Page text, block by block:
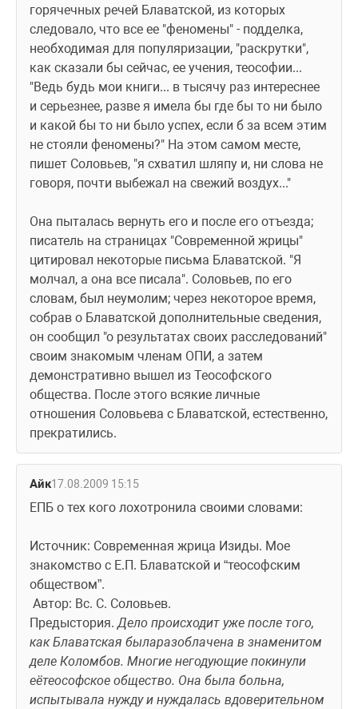
горячечных речей Блаватской, из которых
следовало, что все ее "феномены" - подделка,
необходимая для популяризации, "раскрутки",
как сказали бы сейчас, ее учения, теософии...
"Ведь будь мои книги... в тысячу раз интереснее
и серьезнее, разве я имела бы где бы то ни было
и какой бы то ни было успех, если б за всем этим
не стояли феномены?" На этом самом месте,
пишет Соловьев, "я схватил шляпу и, ни слова не
говоря, почти выбежал на свежий воздух..."
Она пыталась вернуть его и после его отъезда;
писатель на страницах "Современной жрицы"
цитировал некоторые письма Блаватской. "Я
молчал, а она все писала". Соловьев, по его
словам, был неумолим; через некоторое время,
собрав о Блаватской дополнительные сведения,
он сообщил "о результатах своих расследований"
своим знакомым членам ОПИ, а затем
демонстративно вышел из Теософского
общества. После этого всякие личные
отношения Соловьева с Блаватской, естественно,
прекратились.
Айк17.08.2009 15:15
ЕПБ о тех кого лохотронила своими словами:
Источник: Современная жрица Изиды. Мое
знакомство с Е.П. Блаватской и “теософским
обществом”.
Автор: Вс. С. Соловьев.
Предыстория. Дело происходит уже после того,
как Блаватская быларазоблачена в знаменитом
деле Коломбов. Многие негодующие покинули
еётеософское общество. Она была больна,
испытывала нужду и нуждалась вдоверительном